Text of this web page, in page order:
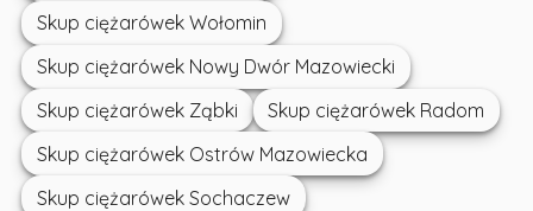
Skup ciężarówek Wołomin
Skup ciężarówek Nowy Dwór Mazowiecki
Skup ciężarówek Ząbki
Skup ciężarówek Radom
Skup ciężarówek Ostrów Mazowiecka
Skup ciężarówek Sochaczew